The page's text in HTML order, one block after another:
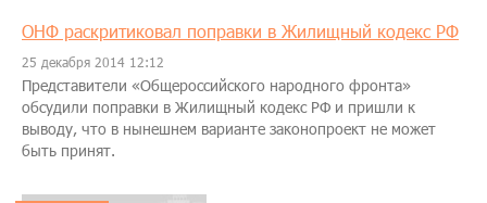
ОНФ раскритиковал поправки в Жилищный кодекс РФ
25 декабря 2014 12:12
Представители «Общероссийского народного фронта»
обсудили поправки в Жилищный кодекс РФ и пришли к
выводу, что в нынешнем варианте законопроект не может
быть принят.